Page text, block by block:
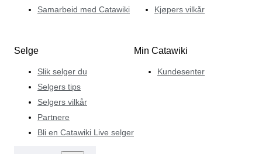
Samarbeid med Catawiki
Kjøpers vilkår
Selge
Slik selger du
Selgers tips
Selgers vilkår
Partnere
Bli en Catawiki Live selger
Min Catawiki
Kundesenter